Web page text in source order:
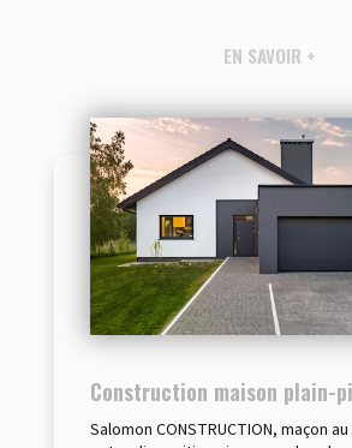
EN SAVOIR +
Construction maison plain-
Salomon CONSTRUCTION, maçon